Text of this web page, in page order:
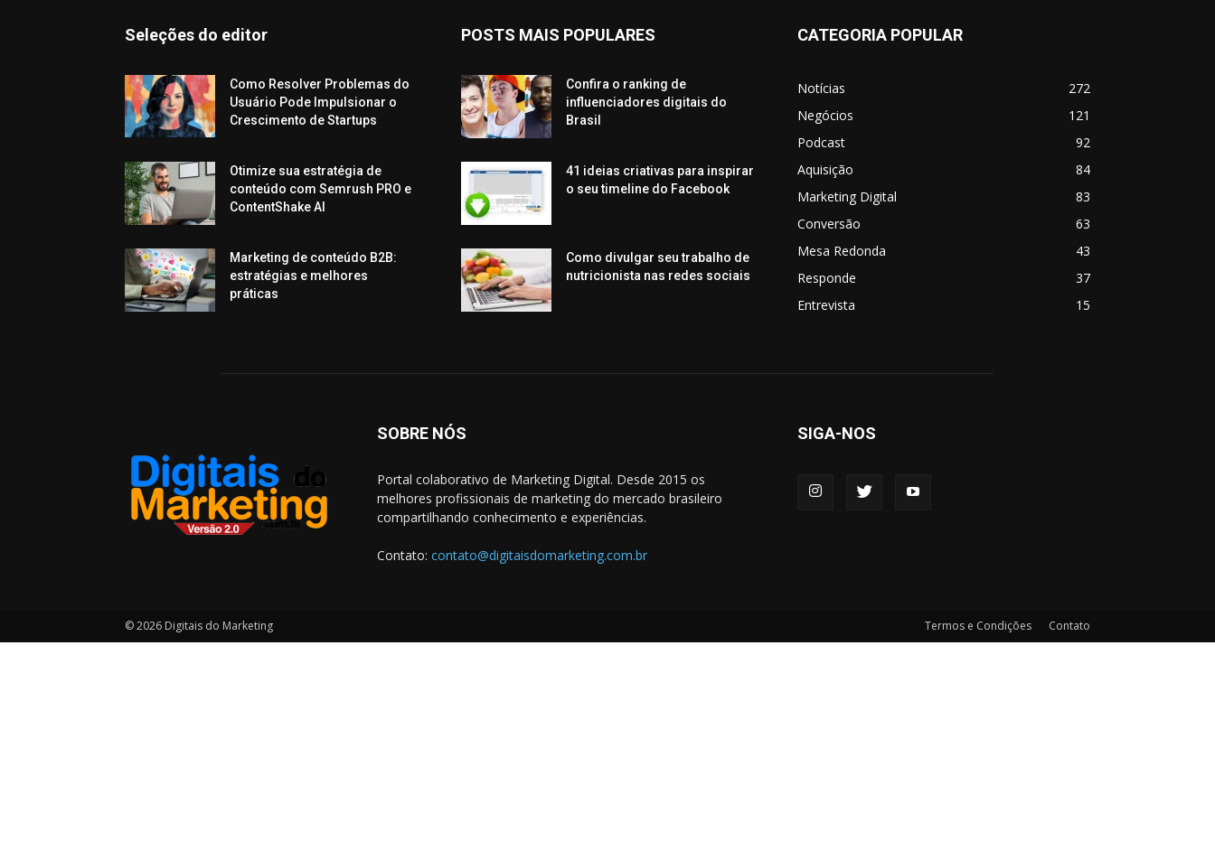
Seleções do editor
Como Resolver Problemas do
Usuário Pode Impulsionar o
Crescimento de Startups
Otimize sua estratégia de
conteúdo com Semrush PRO e
ContentShake AI
Marketing de conteúdo B2B:
estratégias e melhores
práticas
POSTS MAIS POPULARES
Confira o ranking de
influenciadores digitais do
Brasil
41 ideias criativas para inspirar
o seu timeline do Facebook
Como divulgar seu trabalho de
nutricionista nas redes sociais
CATEGORIA POPULAR
Notícias
272
Negócios
121
Podcast
92
Aquisição
84
Marketing Digital
83
Conversão
63
Mesa Redonda
43
Responde
37
Entrevista
15
SOBRE NÓS
Portal colaborativo de Marketing Digital. Desde 2015 os
melhores profissionais de marketing do mercado brasileiro
compartilhando conhecimento e experiências.
Contato: contato@digitaisdomarketing.com.br
SIGA-NOS
Termos e Condições Contato
© 2026 Digitais do Marketing